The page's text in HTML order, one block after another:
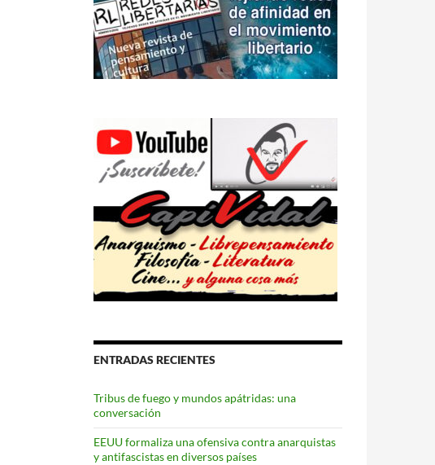
ENTRADAS RECIENTES
Tribus de fuego y mundos apátridas: una
conversación
EEUU formaliza una ofensiva contra anarquistas
y antifascistas en diversos países